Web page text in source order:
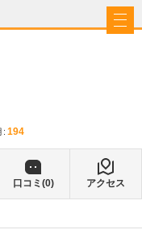
: 194
口コミ(0) アクセス